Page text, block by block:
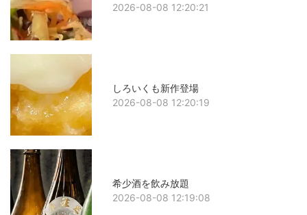
2026-08-08 12:20:21
しろいくも新作登場
2026-08-08 12:20:19
希少酒を飲み放題
2026-08-08 12:19:08